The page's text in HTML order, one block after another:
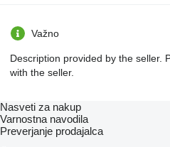
Važno
Description provided by the seller.
with the seller.
Nasveti za nakup
Varnostna navodila
Preverjanje prodajalca